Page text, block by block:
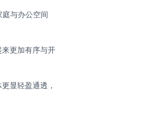
与办公空间
更加有序与开
显轻盈通透，